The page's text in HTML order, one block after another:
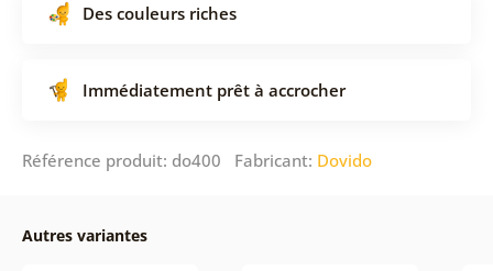
Des couleurs riches
Immédiatement prêt à accrocher
Référence produit: do400 Fabricant: Dovido
Autres variantes